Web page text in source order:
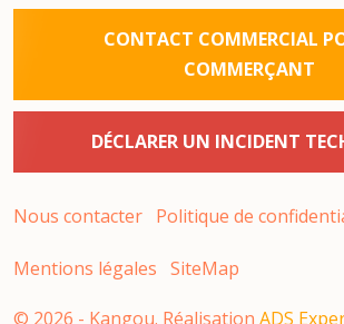
CONTACT COMMERCIAL
COMMERÇANT
DÉCLARER UN INCIDENT
Nous contacter Politique de
Mentions légales SiteMap
© 2026 - Kangou. Réalisation ADS